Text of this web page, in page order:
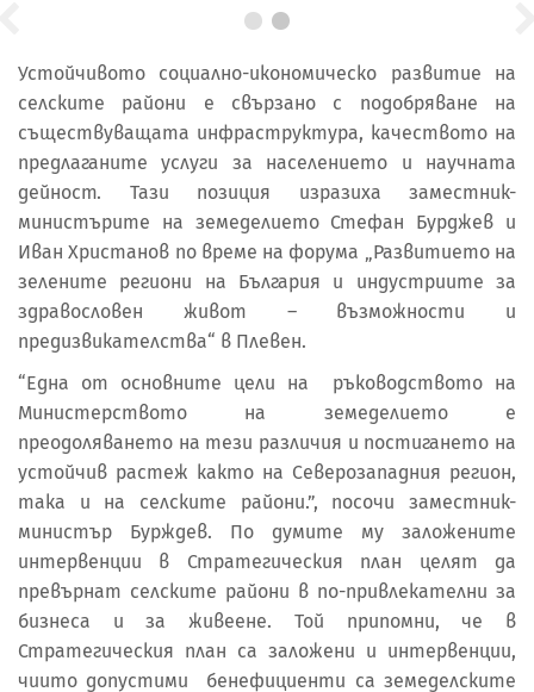
Устойчивото социално-икономическо развитие на
селските райони е свързано с подобряване на
съществуващата инфраструктура, качеството на
предлаганите услуги за населението и научната
дейност. Тази позиция изразиха заместник-
министърите на земеделието Стефан Бурджев и
Иван Христанов по време на форума „Развитието на
зелените региони на България и индустриите за
здравословен живот – възможности и
предизвикателства“ в Плевен.
“Една от основните цели на ръководството на
Министерството на земеделието е
преодоляването на тези различия и постигането на
устойчив растеж както на Северозападния регион,
така и на селските райони.”, посочи заместник-
министър Бурждев. По думите му заложените
интервенции в Стратегическия план целят да
превърнат селските райони в по-привлекателни за
бизнеса и за живеене. Той припомни, че в
Стратегическия план са заложени и интервенции,
чиито допустими бенефициенти са земеделските